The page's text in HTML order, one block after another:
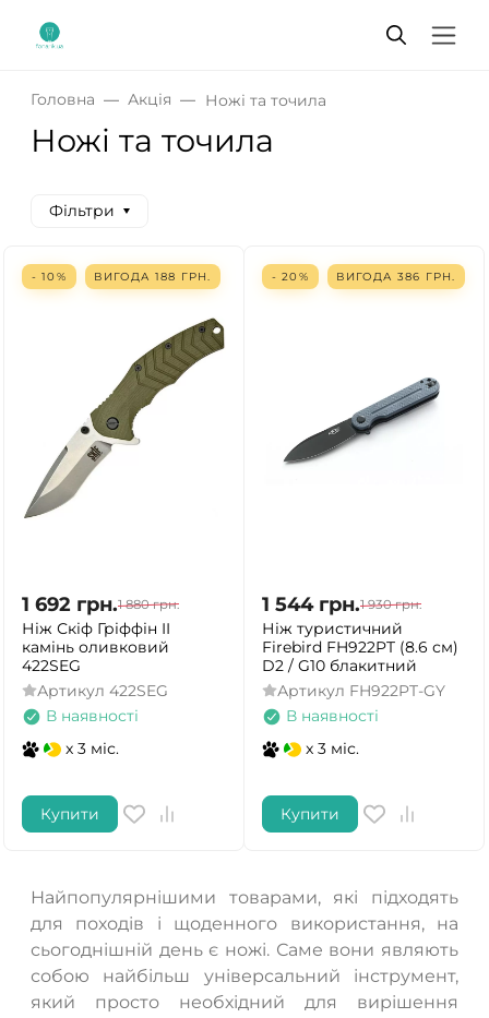
Головна Акція Ножі та точила
Ножі та точила
Фільтри
- 10% ВИГОДА 188 ГРН.
1 692 грн.1 880 грн.
Ніж Скіф Гріффін II
камінь оливковий
422SEG
Артикул 422SEG
В наявності
x 3 міс.
Купити
- 20% ВИГОДА 386 ГРН.
1 544 грн.1 930 грн.
Ніж туристичний
Firebird FH922PT (8.6 см)
D2 / G10 блакитний
Артикул FH922PT-GY
В наявності
x 3 міс.
Купити
Найпопулярнішими товарами, які підходять
для походів і щоденного використання, на
сьогоднішній день є ножі. Саме вони являють
собою найбільш універсальний інструмент,
який просто необхідний для вирішення